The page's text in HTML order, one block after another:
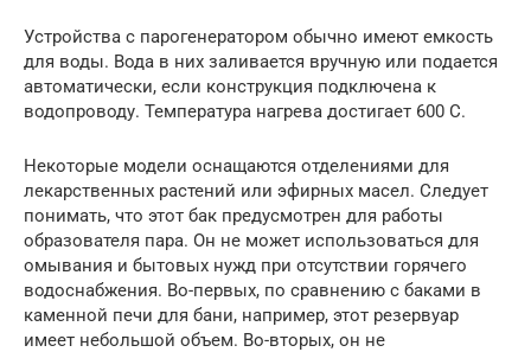
Устройства с парогенератором обычно имеют емкость
для воды. Вода в них заливается вручную или подается
автоматически, если конструкция подключена к
водопроводу. Температура нагрева достигает 600 С.
Некоторые модели оснащаются отделениями для
лекарственных растений или эфирных масел. Следует
понимать, что этот бак предусмотрен для работы
образователя пара. Он не может использоваться для
омывания и бытовых нужд при отсутствии горячего
водоснабжения. Во-первых, по сравнению с баками в
каменной печи для бани, например, этот резервуар
имеет небольшой объем. Во-вторых, он не